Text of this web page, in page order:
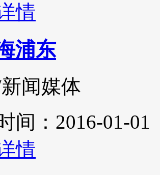
情
浦东
新闻媒体
间：2016-01-01
情